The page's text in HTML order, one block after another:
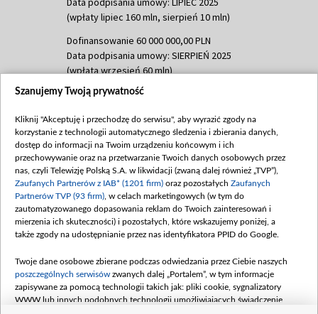
(wpłaty lipiec 160 mln, sierpień 10 mln)
Dofinansowanie 60 000 000,00 PLN
Data podpisania umowy: SIERPIEŃ 2025
(wpłata wrzesień 60 mln)
Dofinansowanie 635 783 051,21 PLN
(wpłata wrzesień 100 mln, październik 350
mln, listopad 265 mln)
Dofinansowanie 48 862 000,00 PLN
Data podpisania umowy: GRUDZIEŃ 2025
(wpłata grudzień 60,548 mln)
Dofinansowanie 900 000 000,00 PLN
Data podpisania umowy: LUTY 2026 (wpłata
kwiecień 180 mln, 7 maja 180 mln, 8
czerwca 90 mln)
Dofinansowanie 250 000 000,00 PLN
Szanujemy Twoją prywatność
Kliknij "Akceptuję i przechodzę do serwisu", aby wyrazić zgody na
korzystanie z technologii automatycznego śledzenia i zbierania danych,
dostęp do informacji na Twoim urządzeniu końcowym i ich
przechowywanie oraz na przetwarzanie Twoich danych osobowych przez
nas, czyli Telewizję Polską S.A. w likwidacji (zwaną dalej również „TVP”),
Zaufanych Partnerów z IAB* (1201 firm) oraz pozostałych Zaufanych
Partnerów TVP (93 firm) , w celach marketingowych (w tym do
zautomatyzowanego dopasowania reklam do Twoich zainteresowań i
mierzenia ich skuteczności) i pozostałych, które wskazujemy poniżej, a
także zgody na udostępnianie przez nas identyfikatora PPID do Google.
Twoje dane osobowe zbierane podczas odwiedzania przez Ciebie naszych
poszczególnych serwisów zwanych dalej „Portalem”, w tym informacje
zapisywane za pomocą technologii takich jak: pliki cookie, sygnalizatory
WWW lub innych podobnych technologii umożliwiających świadczenie